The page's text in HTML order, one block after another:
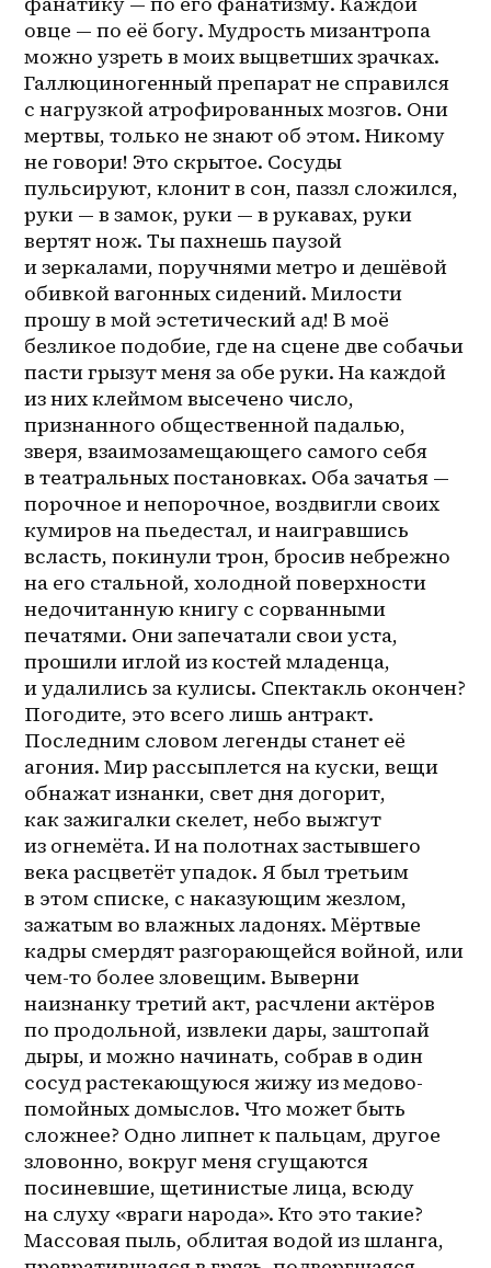
овце — по её богу. Мудрость мизантропа
можно узреть в моих выцветших зрачках.
Галлюциногенный препарат не справился
с нагрузкой атрофированных мозгов. Они
мертвы, только не знают об этом. Никому
не говори! Это скрытое. Сосуды
пульсируют, клонит в сон, паззл сложился,
руки — в замок, руки — в рукавах, руки
вертят нож. Ты пахнешь паузой
и зеркалами, поручнями метро и дешёвой
обивкой вагонных сидений. Милости
прошу в мой эстетический ад! В моё
безликое подобие, где на сцене две собачьи
пасти грызут меня за обе руки. На каждой
из них клеймом высечено число,
признанного общественной падалью,
зверя, взаимозамещающего самого себя
в театральных постановках. Оба зачатья —
порочное и непорочное, воздвигли своих
кумиров на пьедестал, и наигравшись
всласть, покинули трон, бросив небрежно
на его стальной, холодной поверхности
недочитанную книгу с сорванными
печатями. Они запечатали свои уста,
прошили иглой из костей младенца,
и удалились за кулисы. Спектакль окончен?
Погодите, это всего лишь антракт.
Последним словом легенды станет её
агония. Мир рассыплется на куски, вещи
обнажат изнанки, свет дня догорит,
как зажигалки скелет, небо выжгут
из огнемёта. И на полотнах застывшего
века расцветёт упадок. Я был третьим
в этом списке, с наказующим жезлом,
зажатым во влажных ладонях. Мёртвые
кадры смердят разгорающейся войной, или
чем-то более зловещим. Выверни
наизнанку третий акт, расчлени актёров
по продольной, извлеки дары, заштопай
дыры, и можно начинать, собрав в один
сосуд растекающуюся жижу из медово-
помойных домыслов. Что может быть
сложнее? Одно липнет к пальцам, другое
зловонно, вокруг меня сгущаются
посиневшие, щетинистые лица, всюду
на слуху «враги народа». Кто это такие?
Массовая пыль, облитая водой из шланга,